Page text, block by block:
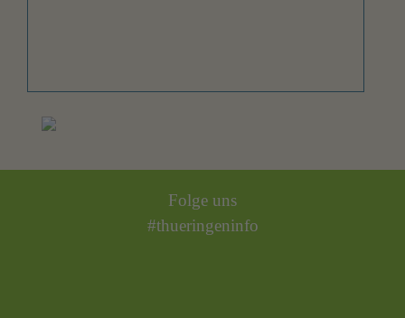
Folge uns
#thueringeninfo